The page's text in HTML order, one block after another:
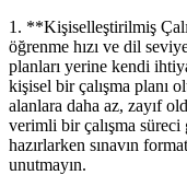
1. **Kişiselleştirilmiş
öğrenme hızı ve dil
planları yerine kendi
kişisel bir çalışma planı
alanlara daha az, zayıf
verimli bir çalışma süreci
hazırlarken sınavın
unutmayın.